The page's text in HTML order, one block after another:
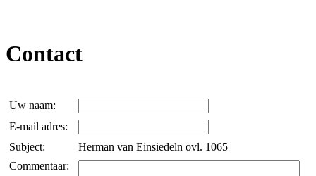
Contact
Uw naam:
E-mail adres:
Subject:
Herman van Einsiedeln ovl. 1065
Commentaar: